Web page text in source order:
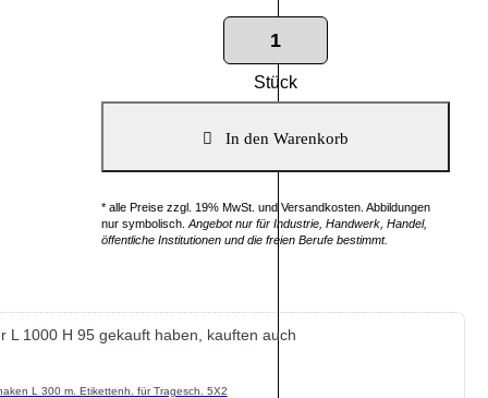
Stück
* alle Preise zzgl. 19% MwSt. und Versandkosten. Abbildungen
nur symbolisch. Angebot nur für Industrie, Handwerk, Handel,
öffentliche Institutionen und die freien Berufe bestimmt.
L 1000 H 95 gekauft haben, kauften auch
L 300 m. Etikettenh. für Tragesch. 5X2